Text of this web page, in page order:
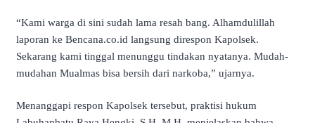
“Kami warga di sini sudah lama resah bang. Alhamdulillah
laporan ke Bencana.co.id langsung direspon Kapolsek.
Sekarang kami tinggal menunggu tindakan nyatanya. Mudah-
mudahan Mualmas bisa bersih dari narkoba,” ujarnya.
Menanggapi respon Kapolsek tersebut, praktisi hukum